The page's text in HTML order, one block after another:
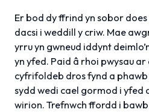
Er bod dy ffrind yn sobor
dacsi i weddill y criw. Mae
yrru yn gwneud iddynt
yn yfed. Paid â rhoi pwysau
cyfrifoldeb dros fynd a
sydd wedi cael gormod i yfed
wirion. Trefnwch ffordd i